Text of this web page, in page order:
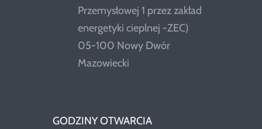
Przemysłowej 1 przez zakład
energetyki cieplnej -ZEC)
05-100 Nowy Dwór
Mazowiecki
GODZINY OTWARCIA